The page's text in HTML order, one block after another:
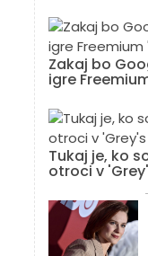
Zakaj bo
igre
Tukaj je, ko
otroci v